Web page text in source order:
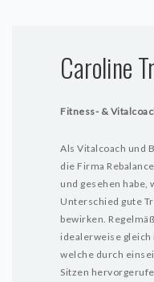
Caroline
Fitness- &
Als Vitalcoach und
die Firma
und gesehen habe,
Unterschied gute
bewirken.
idealerweise
welche durch
Sitzen